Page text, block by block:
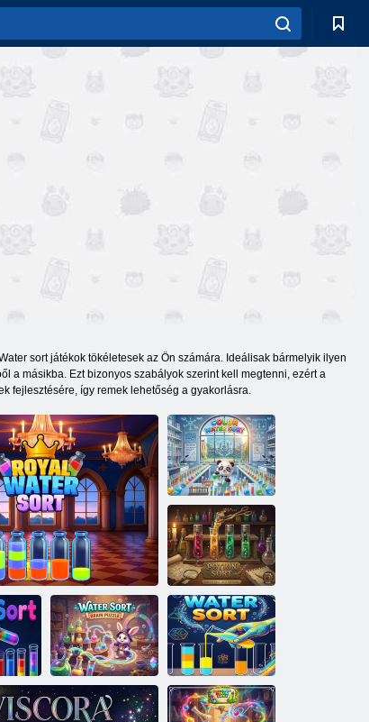
sort játékok tökéletesek az Ön számára. Ideálisak bármelyik ilyen
a másikba. Ezt bizonyos szabályok szerint kell megtenni, ezért a
fejlesztésére, így remek lehetőség a gyakorlásra.
Színes
vízrendezés
Bájital rendezés